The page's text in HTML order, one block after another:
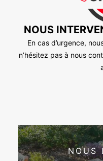
NOUS
En cas d’urgence,
n’hésitez pas à nous
NOUS